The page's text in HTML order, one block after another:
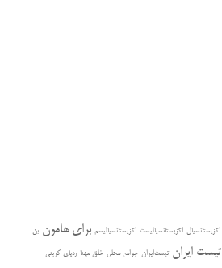
اگزیستانسیال اگزیستانسیالیست اگزیستانسیالیسم برای هامون بن
تیست ایران تیست‌ایران جوامع محلی خلق مهنا ردپای کربنی